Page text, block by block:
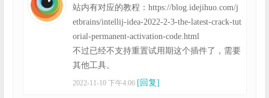
站内有对应的教程：https://blog.idejihuo.com/j
etbrains/intellij-idea-2022-2-3-the-latest-crack-tut
orial-permanent-activation-code.html
不过已经不支持重置试用期这个插件了，需要
其他工具。
2022-11-10 下午4:06 [回复]